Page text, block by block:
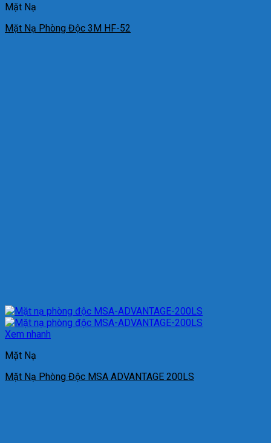
Mặt Nạ
Mặt Nạ Phòng Độc 3M HF-52
Xem nhanh
Mặt Nạ
Mặt Nạ Phòng Độc MSA ADVANTAGE 200LS